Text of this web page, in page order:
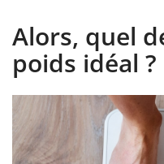
Alors, quel
poids idéal ?